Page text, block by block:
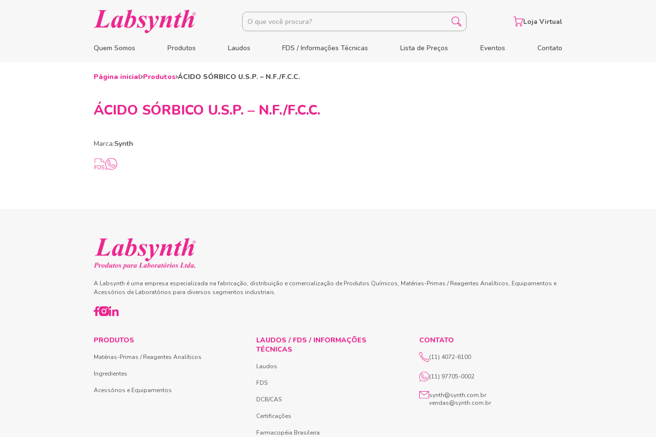
Quem Somos Produtos Laudos FDS / Informações Técnicas Lista de Preços Eventos Contato
Loja Virtual
Página inicial Produtos ÁCIDO SÓRBICO U.S.P. – N.F./F.C.C.
ÁCIDO SÓRBICO U.S.P. – N.F./F.C.C.
Marca:Synth
A Labsynth é uma empresa especializada na fabricação, distribuição e comercialização de Produtos Químicos, Matérias-Primas / Reagentes Analíticos, Equipamentos e
Acessórios de Laboratórios para diversos segmentos industriais.
PRODUTOS
Matérias-Primas / Reagentes Analíticos
Ingredientes
Acessórios e Equipamentos
LAUDOS / FDS / INFORMAÇÕES
TÉCNICAS
Laudos
FDS
DCB/CAS
Certificações
Farmacopéia Brasileira
CONTATO
(11) 4072-6100
(11) 97705-0002
synth@synth.com.br
vendas@synth.com.br